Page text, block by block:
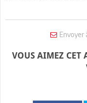
Envoyer
VOUS AIMEZ CET